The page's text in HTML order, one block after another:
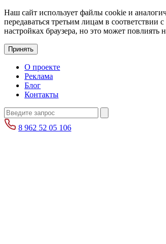
Наш сайт использует файлы cookie и
передаваться третьим лицам в соответствии
настройках браузера, но это может повлиять
Принять
О проекте
Реклама
Блог
Контакты
8 962 52 05 106